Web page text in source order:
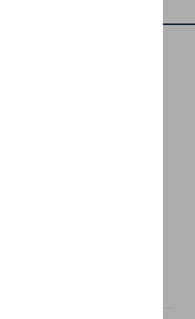
site sont des prix recommandés
de montage. Pour connaitre le prix
frais de montage, veuillez
agent. Les prix recommandés
sans préavis.